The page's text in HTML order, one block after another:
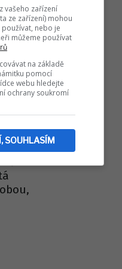
a
do
citlivý
když
žilo
V
vašeho zařízení
ze zařízení) mohou
nebo je
můžeme používat
na základě
pomocí
webu hledejte
ochrany soukromí
SOUHLASÍM